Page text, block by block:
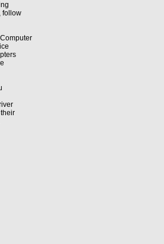
follow